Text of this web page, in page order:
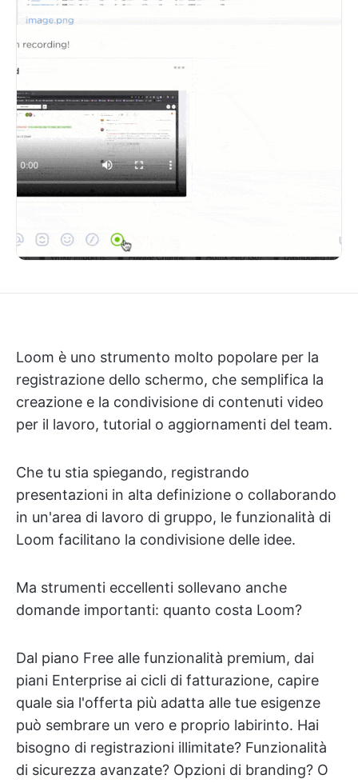
Loom è uno strumento molto popolare per la
registrazione dello schermo, che semplifica la
creazione e la condivisione di contenuti video
per il lavoro, tutorial o aggiornamenti del team.
Che tu stia spiegando, registrando
presentazioni in alta definizione o collaborando
in un'area di lavoro di gruppo, le funzionalità di
Loom facilitano la condivisione delle idee.
Ma strumenti eccellenti sollevano anche
domande importanti: quanto costa Loom?
Dal piano Free alle funzionalità premium, dai
piani Enterprise ai cicli di fatturazione, capire
quale sia l'offerta più adatta alle tue esigenze
può sembrare un vero e proprio labirinto. Hai
bisogno di registrazioni illimitate? Funzionalità
di sicurezza avanzate? Opzioni di branding? O